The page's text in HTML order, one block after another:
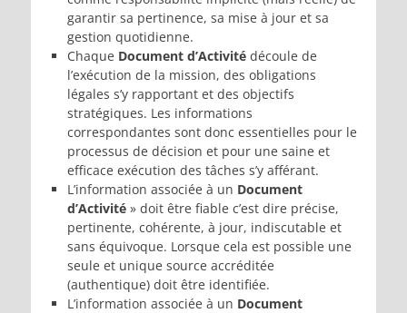
garantir sa pertinence, sa mise à jour et sa
gestion quotidienne.
Chaque Document d’Activité découle de
l’exécution de la mission, des obligations
légales s’y rapportant et des objectifs
stratégiques. Les informations
correspondantes sont donc essentielles pour le
processus de décision et pour une saine et
efficace exécution des tâches s’y afférant.
L’information associée à un Document
d’Activité » doit être fiable c’est dire précise,
pertinente, cohérente, à jour, indiscutable et
sans équivoque. Lorsque cela est possible une
seule et unique source accréditée
(authentique) doit être identifiée.
L’information associée à un Document